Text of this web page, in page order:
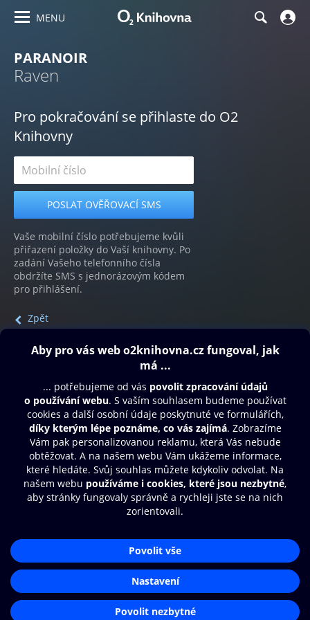
MENU
PARANOIR
Raven
Pro pokračování se přihlaste do O2
Knihovny
Vaše mobilní číslo potřebujeme kvůli
přiřazení položky do Vaší knihovny. Po
zadání Vašeho telefonního čísla
obdržíte SMS s jednorázovým kódem
pro přihlášení.
Zpět
Obsah ke stažení
Moje O2 Knihovna
Další zábava
© O2 Czech Republic a.s.
Přístupnost
Zásady zpracování osobních údajů
Nastavení cookies
Aplikace O2 Knihovna
Čti a poslouchej své e-knihy a
audioknihy rychleji a pohodlněji.